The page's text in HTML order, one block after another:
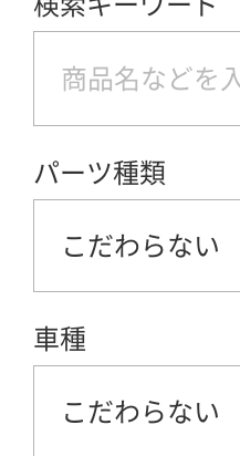
パーツ種類
こだわらない
車種
こだわらない